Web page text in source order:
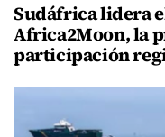
Sudáfrica lidera
Africa2Moon, la
participación